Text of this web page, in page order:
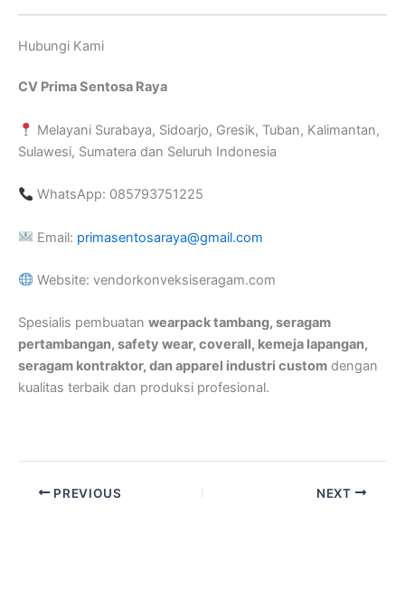
Hubungi Kami
CV Prima Sentosa Raya
Melayani Surabaya, Sidoarjo, Gresik, Tuban, Kalimantan,
Sulawesi, Sumatera dan Seluruh Indonesia
WhatsApp: 085793751225
Email: primasentosaraya@gmail.com
Website: vendorkonveksiseragam.com
Spesialis pembuatan wearpack tambang, seragam
pertambangan, safety wear, coverall, kemeja lapangan,
seragam kontraktor, dan apparel industri custom dengan
kualitas terbaik dan produksi profesional.
PREVIOUS NEXT